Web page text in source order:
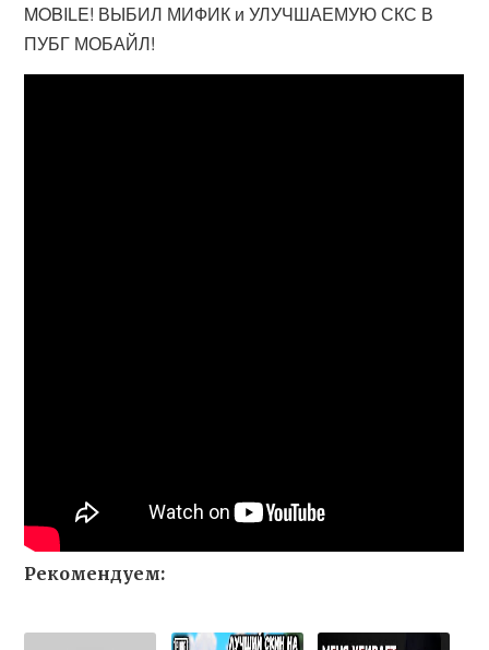
MOBILE! ВЫБИЛ МИФИК и УЛУЧШАЕМУЮ СКС В
ПУБГ МОБАЙЛ!
Рекомендуем: